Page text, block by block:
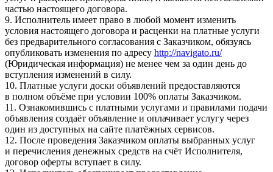
частью настоящего договора.
9. Исполнитель имеет право в любой момент изменить
условия настоящего договора и расценки на платные услуги
без предварительного согласования с Заказчиком, обязуясь
опубликовать изменения по адресу http://navigato.ru/
(Юридическая информация) не менее чем за один день до
вступления изменений в силу.
10. Платные услуги доски объявлений предоставляются
в полном объёме при условии 100% оплаты Заказчиком.
11. Ознакомившись с платными услугами и правилами подачи
объявления создаёт объявление и оплачивает услугу через
один из доступных на сайте платёжных сервисов.
12. После проведения Заказчиком оплаты выбранных услуг
и перечисления денежных средств на счёт Исполнителя,
договор оферты вступает в силу.